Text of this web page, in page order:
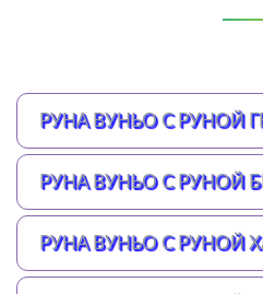
РУНА ВУНЬО С РУНОЙ
РУНА ВУНЬО С РУНОЙ
РУНА ВУНЬО С РУНОЙ